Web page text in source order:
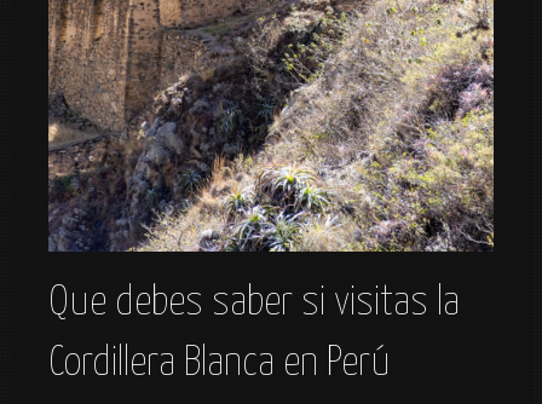
Que debes saber si visitas la
Cordillera Blanca en Perú